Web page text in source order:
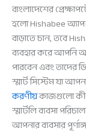
বাংলাদেশের
হলো Hishabee
বাড়াতে চান, তবে
ব্যবহার করে আপনি
পারবেন এবং তাদের
স্মার্ট সিস্টেম যা
করণীয়কাজগুলো
স্মার্টলি ব্যবসা
আপনার ব্যবসার